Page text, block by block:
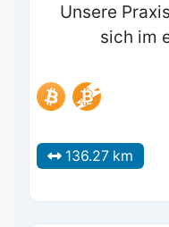
Unsere
sich im
136.27 km